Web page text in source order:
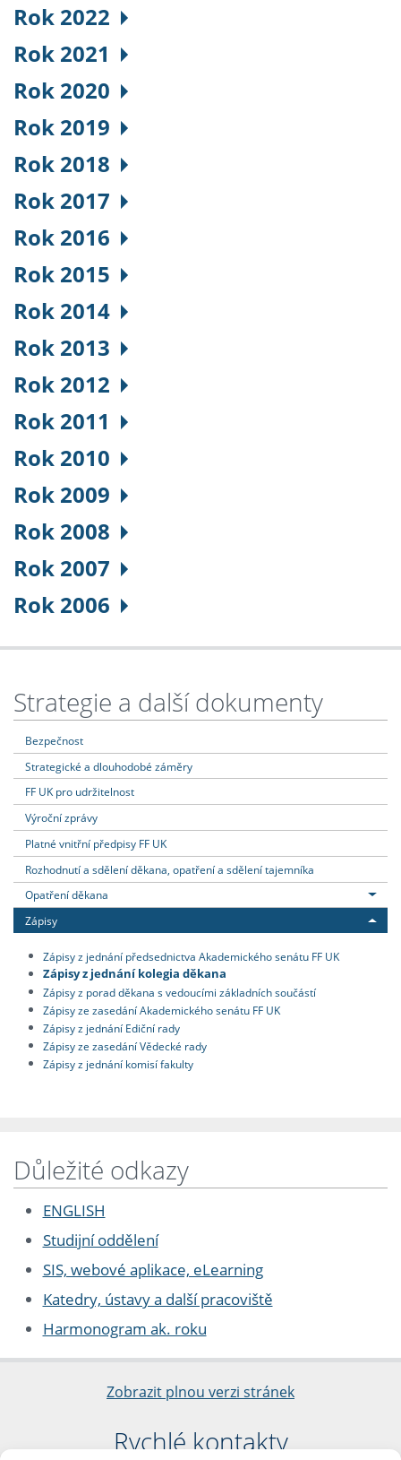
Rok 2022
Rok 2021
Rok 2020
Rok 2019
Rok 2018
Rok 2017
Rok 2016
Rok 2015
Rok 2014
Rok 2013
Rok 2012
Rok 2011
Rok 2010
Rok 2009
Rok 2008
Rok 2007
Rok 2006
Strategie a další dokumenty
Bezpečnost
Strategické a dlouhodobé záměry
FF UK pro udržitelnost
Výroční zprávy
Platné vnitřní předpisy FF UK
Rozhodnutí a sdělení děkana, opatření a sdělení tajemníka
Opatření děkana
Zápisy
Zápisy z jednání předsednictva Akademického senátu FF UK
Zápisy z jednání kolegia děkana
Zápisy z porad děkana s vedoucími základních součástí
Zápisy ze zasedání Akademického senátu FF UK
Zápisy z jednání Ediční rady
Zápisy ze zasedání Vědecké rady
Zápisy z jednání komisí fakulty
Důležité odkazy
ENGLISH
Studijní oddělení
SIS, webové aplikace, eLearning
Katedry, ústavy a další pracoviště
Harmonogram ak. roku
Zobrazit plnou verzi stránek
Rychlé kontakty